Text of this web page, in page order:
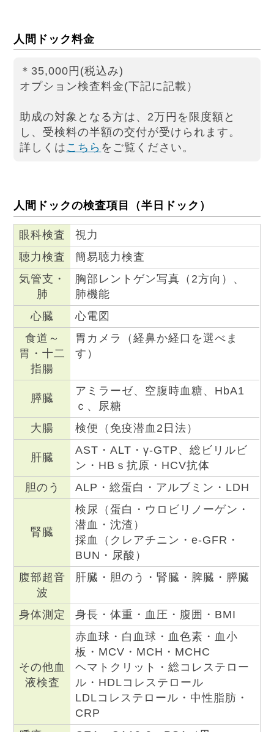
人間ドック料金
＊35,000円(税込み)
オプション検査料金(下記に記載）
助成の対象となる方は、2万円を限度額と
し、受検料の半額の交付が受けられます。
詳しくは こちら をご覧ください。
人間ドックの検査項目（半日ドック）
眼科検査
視力
聴力検査
簡易聴力検査
気管支・
肺
胸部レントゲン写真（2方向）、
肺機能
心臓
心電図
食道～
胃・十二
指腸
胃カメラ（経鼻か経口を選べま
す）
膵臓
アミラーゼ、空腹時血糖、HbA1
ｃ、尿糖
大腸
検便（免疫潜血2日法）
肝臓
AST・ALT・γ-GTP、総ビリルビ
ン・HBｓ抗原・HCV抗体
胆のう
ALP・総蛋白・アルブミン・LDH
腎臓
検尿（蛋白・ウロビリノーゲン・
潜血・沈渣）
採血（クレアチニン・e-GFR・
BUN・尿酸）
腹部超音
波
肝臓・胆のう・腎臓・脾臓・膵臓
身体測定 身長・体重・血圧・腹囲・BMI
その他血
液検査
赤血球・白血球・血色素・血小
板・MCV・MCH・MCHC
ヘマトクリット・総コレステロー
ル・HDLコレステロール
LDLコレステロール・中性脂肪・
CRP